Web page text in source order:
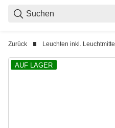
Zurück Leuchten inkl. Leuchtmittel
AUF LAGER